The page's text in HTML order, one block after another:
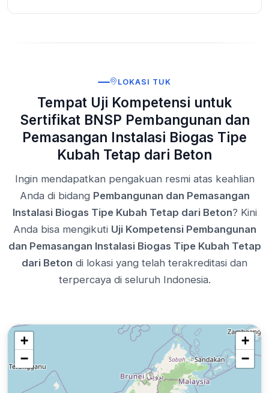
LOKASI TUK
Tempat Uji Kompetensi untuk
Sertifikat BNSP Pembangunan dan
Pemasangan Instalasi Biogas Tipe
Kubah Tetap dari Beton
Ingin mendapatkan pengakuan resmi atas keahlian
Anda di bidang Pembangunan dan Pemasangan
Instalasi Biogas Tipe Kubah Tetap dari Beton? Kini
Anda bisa mengikuti Uji Kompetensi Pembangunan
dan Pemasangan Instalasi Biogas Tipe Kubah Tetap
dari Beton di lokasi yang telah terakreditasi dan
terpercaya di seluruh Indonesia.
+
−
+
−